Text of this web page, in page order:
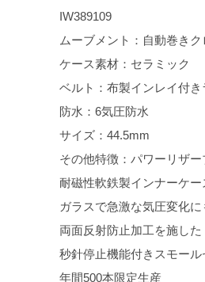
IW389109
ムーブメント：自動巻きク
ケース素材：セラミック
ベルト：布製インレイ付
防水：6気圧防水
サイズ：44.5mm
その他特徴：パワーリザー
耐磁性軟鉄製インナーケー
ガラスで急激な気圧変化に
両面反射防止加工を施し
秒針停止機能付きスモール
年間500本限定生産